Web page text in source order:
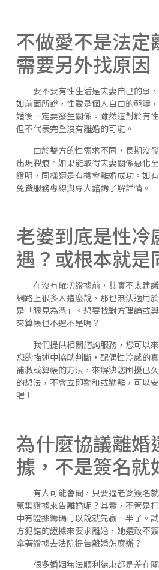
不做愛不是法定
需要另外找原因
要不要有性生活是夫妻自己的事，
如前面所說，性愛是個人自由的範疇
婚後一定要發生關係。雖然這對於有
但不代表完全沒有離婚的可能。
由於雙方的性需求不同，長期沒發
出現裂痕。如果能取得夫妻關係惡化
證明，同樣還是有機會離婚成功。如
免費服務專線與專人諮詢了解詳情。
老婆到底是性冷
遇？或根本就是
在沒有確切證據前，其實不太建議
網路上很多人這麼說，那也無法適用
是「眼見為憑」。想要找對方理論或
來算帳也不遲不是嗎？
我們提供相關諮詢服務，您可以來
您的描述中協助判斷，配偶性冷感的
補救或算帳的方法，來解決您困擾已
的想法，不會立即勸和或勸離，可以
喔！
為什麼協議離婚
據，不是簽名就
有人可能會問，只要逼老婆簽名就
蒐集證據來告離婚呢？其實，不管是
中有證據籌碼可以說就先贏一半了。
方犯錯的證據來要求離婚，她還敢不
拿著證據去法院提告離婚怎麼辦？
很多婚姻無法順利結束都是差在關